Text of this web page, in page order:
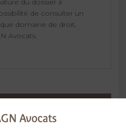
du dossier à
de consulter un
domaine de droit,
Avocats.
72 34 24 72